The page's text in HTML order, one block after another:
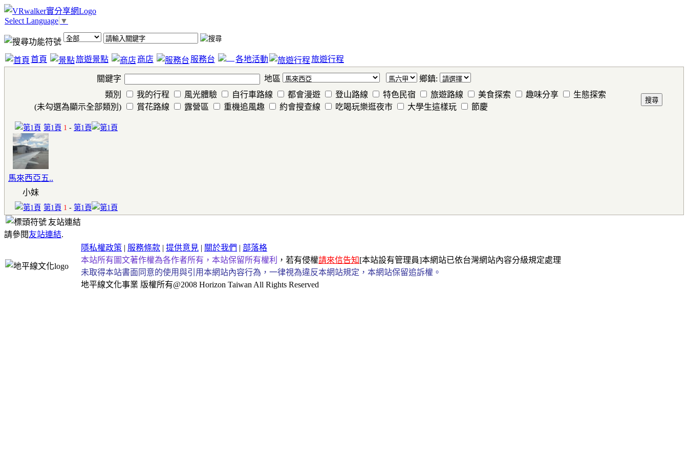
Select Language ▼
首頁 旅遊景點 商店 服務台 各地活動 旅遊行程
關鍵字 地區
鄉鎮:
類別
(未勾選為顯示全部類別)
我的行程 風光體驗 自行車路線 都會漫遊 登山路線 特色民宿 旅遊路線 美食探索 趣味分享
生態探索
賞花路線
露營區 重機追風趣 約會搜查線 吃喝玩樂逛夜市 大學生這樣玩 節慶
第1頁 1 - 第1頁
馬來西亞五..
小妹
第1頁 1 - 第1頁
友站連結
請參閱友站連結.
隱私權政策 | 服務條款 | 提供意見 | 關於我們 | 部落格
本站所有圖文著作權為各作者所有，本站保留所有權利
，若有侵權請來信告知[本站設有管理員]本網站已依台灣網站內容分級規定處理
未取得本站書面同意的使用與引用本網站內容行為，一律視為違反本網站規定，本網站保留追訴權。
地平線文化事業 版權所有@2008 Horizon Taiwan All Rights Reserved